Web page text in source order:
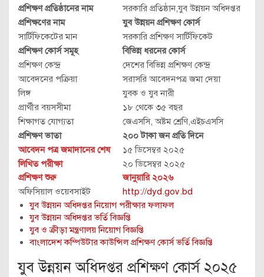
প্রশিক্ষণ প্রতিষ্ঠানের নাম
সরকারি প্রতিষ্ঠান,যুব উন্নয়ন অধিদপ্তর
প্রশিক্ষণের নাম
যুব উন্নয়ন প্রশিক্ষণ কোর্স
সার্টিফিকেটের মান
সরকারি প্রশিক্ষণ সার্টিফিকেট
প্রশিক্ষণ কোর্স সমূহ
বিভিন্ন ধরনের কোর্স
প্রশিক্ষণ কেন্দ্র
দেশের বিভিন্ন প্রশিক্ষণ কেন্দ্র
আবেদনের পক্রিয়া
সরাসরি আবেদনপত্র জমা দেয়া
লিঙ্গ
যুবক ও যুব নারী
প্রার্থীর বয়সসীমা
১৮ থেকে ৩৫ বছর
শিক্ষাগত যোগ্যতা
জেএসসি, অষ্টম শ্রেণি,এইচএসসি
প্রশিক্ষণ ভাতা
২০০ টাকা জন প্রতি দিনে
আবেদন পত্র জমাদানের শেষ
১৫ ডিসেম্বর ২০২৫
লিখিত পরীক্ষা
২০ ডিসেম্বর ২০২৫
প্রশিক্ষণ শুরু
জানুয়ারি ২০২৬
অফিসিয়াল ওয়েবসাইট
http://dyd.gov.bd
যুব উন্নয়ন অধিদপ্তর নিয়োগ পরীক্ষার ফলাফল
যুব উন্নয়ন অধিদপ্তর ভর্তি বিজ্ঞপ্তি
যুব ও ক্রীড়া মন্ত্রণালয় নিয়োগ বিজ্ঞপ্তি
বাংলাদেশ কম্পিউটার কাউন্সিল প্রশিক্ষণ কোর্স ভর্তি বিজ্ঞপ্তি
যুব উন্নয়ন অধিদপ্তর প্রশিক্ষণ কোর্স ২০২৫